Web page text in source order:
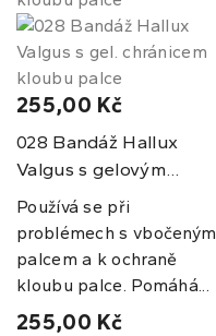
255,00 Kč
028 Bandáž Hallux
Valgus s gelovým...
Používá se při
problémech s vbočeným
palcem a k ochraně
kloubu palce. Pomáhá...
255,00 Kč